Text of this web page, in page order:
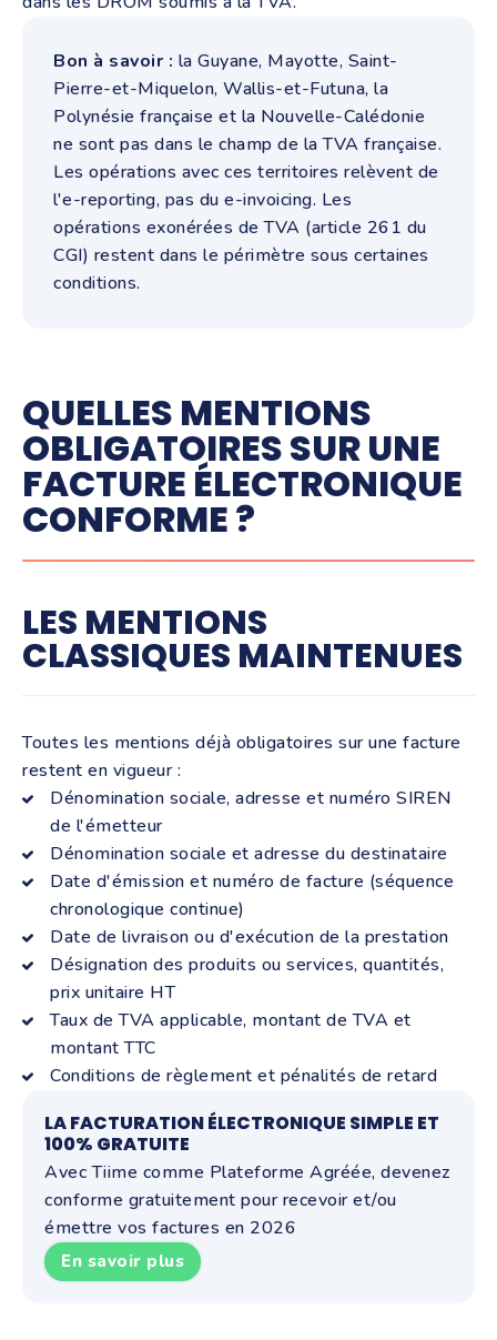
Bon à savoir : la Guyane, Mayotte, Saint-
Pierre-et-Miquelon, Wallis-et-Futuna, la
Polynésie française et la Nouvelle-Calédonie
ne sont pas dans le champ de la TVA française.
Les opérations avec ces territoires relèvent de
l'e-reporting, pas du e-invoicing. Les
opérations exonérées de TVA (article 261 du
CGI) restent dans le périmètre sous certaines
conditions.
QUELLES MENTIONS
OBLIGATOIRES SUR UNE
FACTURE ÉLECTRONIQUE
CONFORME ?
LES MENTIONS
CLASSIQUES MAINTENUES
Toutes les mentions déjà obligatoires sur une facture
restent en vigueur :
Dénomination sociale, adresse et numéro SIREN
de l'émetteur
Dénomination sociale et adresse du destinataire
Date d'émission et numéro de facture (séquence
chronologique continue)
Date de livraison ou d'exécution de la prestation
Désignation des produits ou services, quantités,
prix unitaire HT
Taux de TVA applicable, montant de TVA et
montant TTC
Conditions de règlement et pénalités de retard
LA FACTURATION ÉLECTRONIQUE SIMPLE ET
100% GRATUITE
Avec Tiime comme Plateforme Agréée, devenez
conforme gratuitement pour recevoir et/ou
émettre vos factures en 2026
En savoir plus